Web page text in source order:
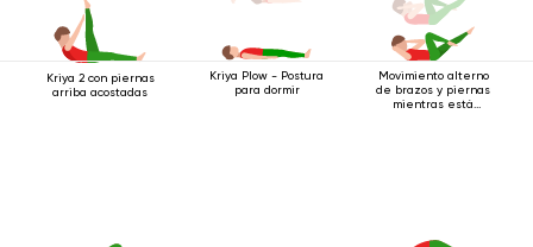
Kriya 2 con piernas
arriba acostadas
Kriya Plow - Postura
para dormir
Movimiento alterno
de brazos y piernas
mientras está